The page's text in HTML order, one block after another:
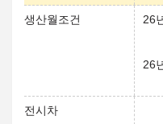
생산월조건
26
26
전시차